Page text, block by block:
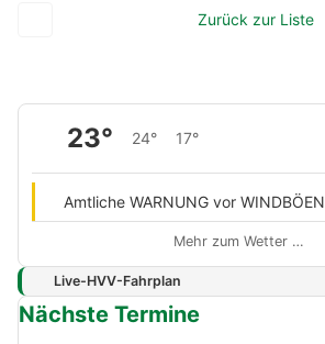
Zurück zur Liste
23° 24° 17°
Amtliche WARNUNG vor WINDBÖEN
Mehr zum Wetter …
Live-HVV-Fahrplan
Nächste Termine